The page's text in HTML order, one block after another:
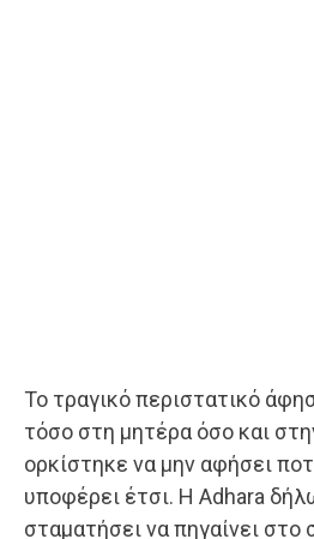
Το τραγικό περιστατικό
τόσο στη μητέρα όσο και
ορκίστηκε να μην αφήσει
υποφέρει έτσι. Η Adhara
σταματήσει να πηγαίνει στο